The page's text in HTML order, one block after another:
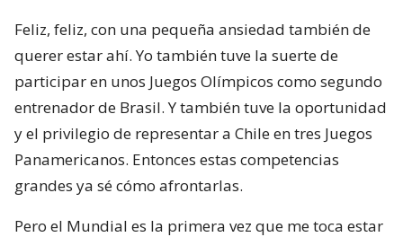
Feliz, feliz, con una pequeña ansiedad también de
querer estar ahí. Yo también tuve la suerte de
participar en unos Juegos Olímpicos como segundo
entrenador de Brasil. Y también tuve la oportunidad
y el privilegio de representar a Chile en tres Juegos
Panamericanos. Entonces estas competencias
grandes ya sé cómo afrontarlas.
Pero el Mundial es la primera vez que me toca estar